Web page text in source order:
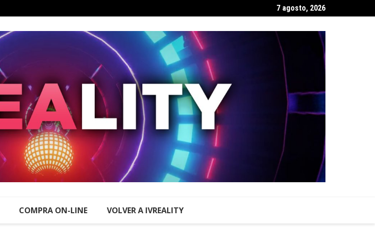
7 agosto, 2026
COMPRA ON-LINE VOLVER A IVREALITY